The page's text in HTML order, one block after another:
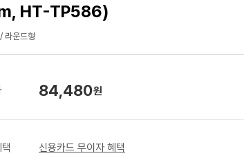
HT-TP586)
라운드형
84,480원
신용카드 무이자 혜택